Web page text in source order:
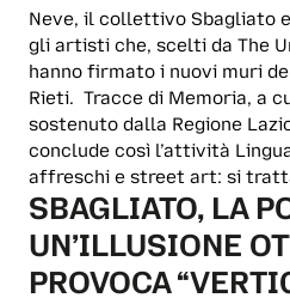
Neve, il collettivo Sbagliato
gli artisti che, scelti da The
hanno firmato i nuovi muri
Rieti. Tracce di Memoria, a
sostenuto dalla Regione
conclude così l’attività
affreschi e street art: si
SBAGLIATO, LA
UN’ILLUSIONE
PROVOCA